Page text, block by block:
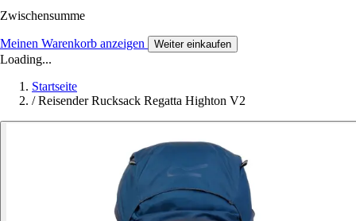
Zwischensumme
Meinen Warenkorb anzeigen Weiter einkaufen
Loading...
Startseite
/ Reisender Rucksack Regatta Highton V2